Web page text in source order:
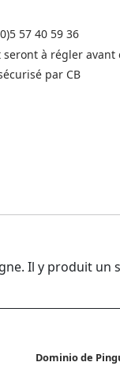
57 40 59 36
seront à régler
par CB
Il y produit un
Dominio de